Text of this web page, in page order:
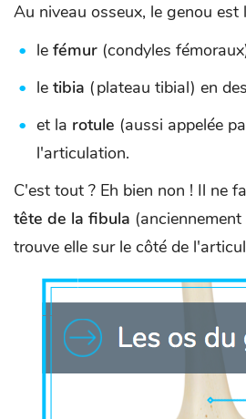
Au niveau osseux, le genou est
le fémur (condyles
le tibia (plateau tibial) en
et la rotule (aussi appelée
l'articulation.
C'est tout ? Eh bien non ! Il ne
tête de la fibula
trouve elle sur le côté de